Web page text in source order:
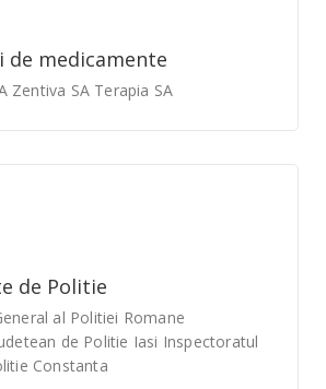
de medicamente
Zentiva SA Terapia SA
de Politie
al Politiei Romane
de Politie Iasi Inspectoratul
Constanta